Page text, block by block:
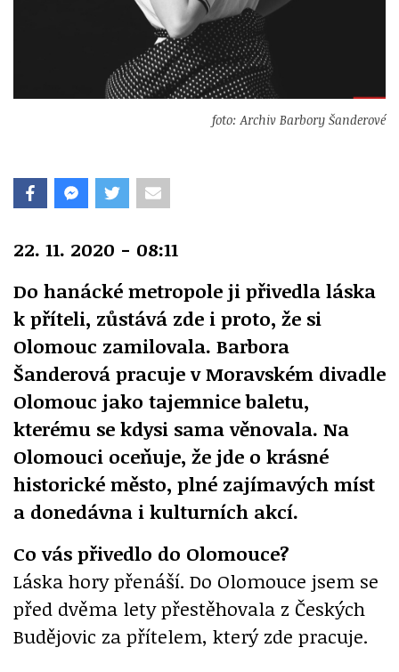
foto: Archiv Barbory Šanderové
22. 11. 2020 - 08:11
Do hanácké metropole ji přivedla láska
k příteli, zůstává zde i proto, že si
Olomouc zamilovala. Barbora
Šanderová pracuje v Moravském divadle
Olomouc jako tajemnice baletu,
kterému se kdysi sama věnovala. Na
Olomouci oceňuje, že jde o krásné
historické město, plné zajímavých míst
a donedávna i kulturních akcí.
Co vás přivedlo do Olomouce?
Láska hory přenáší. Do Olomouce jsem se
před dvěma lety přestěhovala z Českých
Budějovic za přítelem, který zde pracuje.